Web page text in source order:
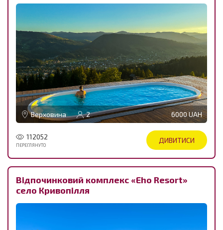
Верховина 2 6000 UAH
112052
ПЕРЕГЛЯНУТО
ДИВИТИСИ
Відпочинковий комплекс «Eho Resort»
село Кривопілля